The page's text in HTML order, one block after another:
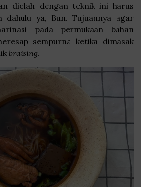
diolah dengan teknik ini harus
dahulu ya, Bun. Tujuannya agar
pada permukaan bahan
sempurna ketika dimasak
braising.